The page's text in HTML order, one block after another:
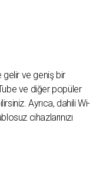
ve geniş bir
ve diğer popüler
Ayrıca, dahili Wi-
cihazlarınızı